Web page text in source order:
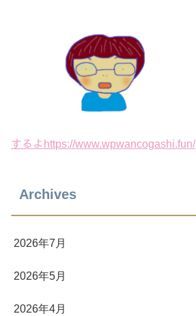
するよhttps://www.wpwancogashi.fun/
Archives
2026年7月
2026年5月
2026年4月